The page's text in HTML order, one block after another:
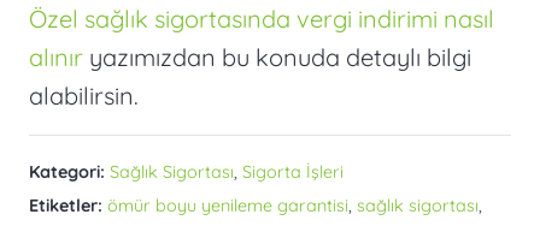
Özel sağlık sigortasında vergi indirimi nasıl
alınır yazımızdan bu konuda detaylı bilgi
alabilirsin.
Kategori: Sağlık Sigortası, Sigorta İşleri
Etiketler: ömür boyu yenileme garantisi, sağlık sigortası,